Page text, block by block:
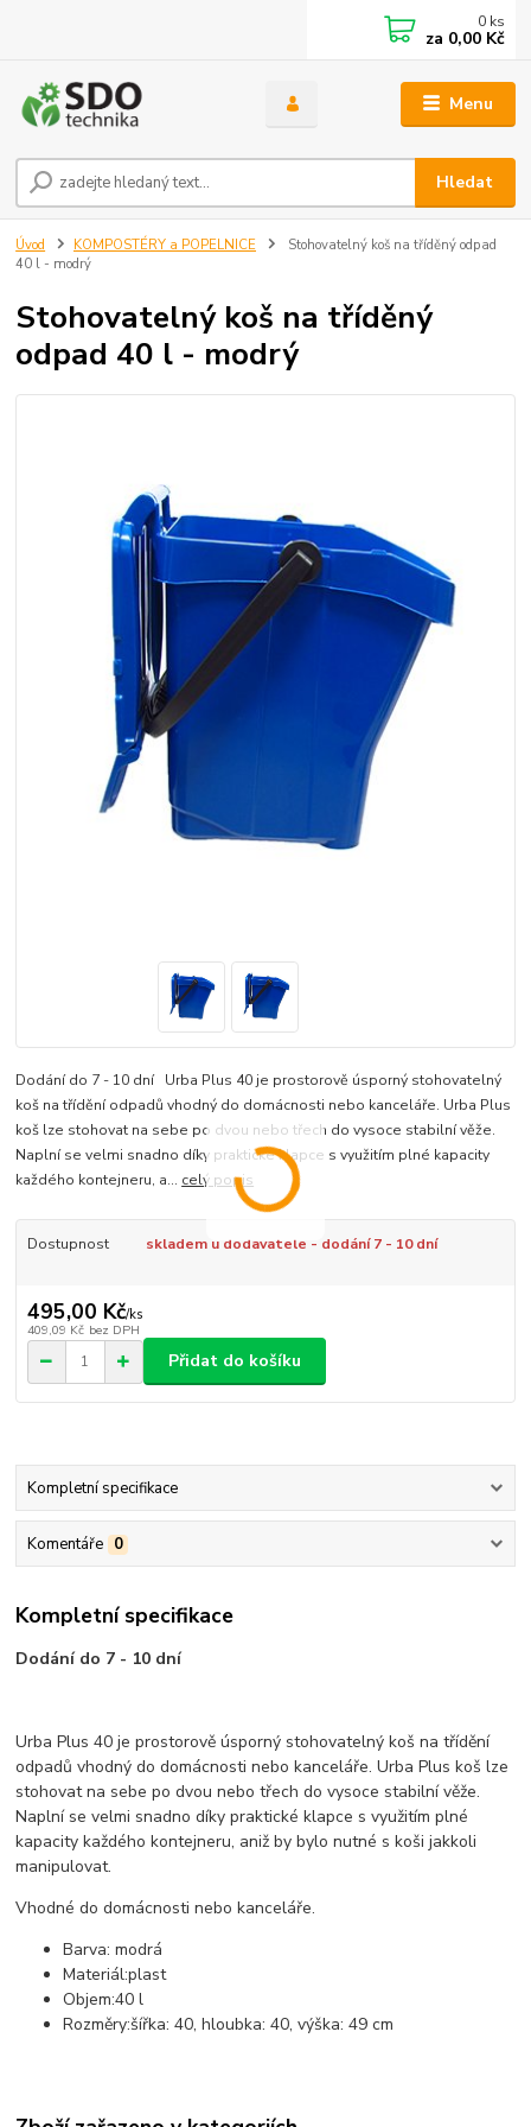
Menu
Hledat
0 ks
za 0,00 Kč
Úvod KOMPOSTÉRY a POPELNICE
Stohovatelný koš na tříděný odpad
40 l - modrý
Stohovatelný koš na tříděný
odpad 40 l - modrý
Dodání do 7 - 10 dní Urba Plus 40 je prostorově úsporný stohovatelný
koš na třídění odpadů vhodný do domácnosti nebo kanceláře. Urba Plus
koš lze stohovat na sebe po dvou nebo třech do vysoce stabilní věže.
Naplní se velmi snadno díky praktické klapce s využitím plné kapacity
každého kontejneru, a... celý popis
Dostupnost skladem u dodavatele - dodání 7 - 10 dní
495,00 Kč/ks
409,09 Kč bez DPH
Přidat do košíku
Kompletní specifikace
Komentáře 0
Kompletní specifikace
Dodání do 7 - 10 dní
Urba Plus 40 je prostorově úsporný stohovatelný koš na třídění
odpadů vhodný do domácnosti nebo kanceláře. Urba Plus koš lze
stohovat na sebe po dvou nebo třech do vysoce stabilní věže.
Naplní se velmi snadno díky praktické klapce s využitím plné
kapacity každého kontejneru, aniž by bylo nutné s koši jakkoli
manipulovat.
Vhodné do domácnosti nebo kanceláře.
Barva: modrá
Materiál:plast
Objem:40 l
Rozměry:šířka: 40, hloubka: 40, výška: 49 cm